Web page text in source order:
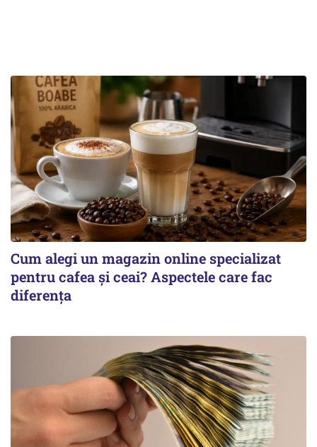
Cum alegi un magazin online specializat
pentru cafea și ceai? Aspectele care fac
diferența